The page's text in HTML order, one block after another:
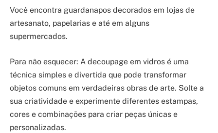
Você encontra guardanapos decorados em lojas de
artesanato, papelarias e até em alguns
supermercados.
Para não esquecer: A decoupage em vidros é uma
técnica simples e divertida que pode transformar
objetos comuns em verdadeiras obras de arte. Solte a
sua criatividade e experimente diferentes estampas,
cores e combinações para criar peças únicas e
personalizadas.